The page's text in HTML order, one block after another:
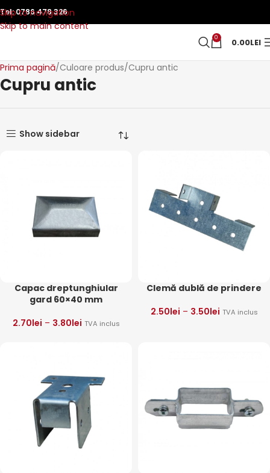
Skip to navigation
Skip to main content
Tel:0786 478 326
0 0.00LEI
Prima pagină Culoare produs Cupru antic
Cupru antic
Show sidebar
Capac dreptunghiular
gard 60×40 mm
2.70lei – 3.80lei TVA inclus
Clemă dublă de prindere
2.50lei – 3.50lei TVA inclus